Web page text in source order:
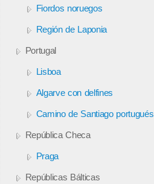
Fiordos noruegos
Región de Laponia
Portugal
Lisboa
Algarve con delfines
Camino de Santiago portugués
República Checa
Praga
Repúblicas Bálticas